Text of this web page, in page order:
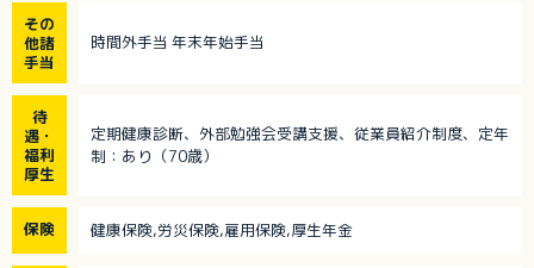
その
他諸
手当
時間外手当 年末年始手当
待
遇・
福利
厚生
定期健康診断、外部勉強会受講支援、従業員紹介制度、定年
制：あり（70歳）
保険 健康保険,労災保険,雇用保険,厚生年金